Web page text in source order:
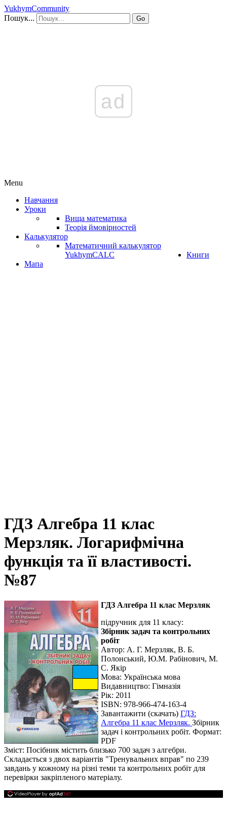
YukhymCommunity
Пошук...
Go
ad
Menu
Навчання
Уроки
Вища математика
Теорія ймовірностей
Калькулятор
Математичний калькулятор
YukhymCALC
Книги
Мапа
ГДЗ Алгебра 11 клас
Мерзляк. Логарифмічна
функція та її властивості.
№87
ГДЗ Алгебра 11 клас Мерзляк
підручник для 11 класу:
Збірник задач та контрольних
робіт
Автор: А. Г. Мерзляк, В. Б.
Полонський, Ю.М. Рабінович, М.
С. Якір
Мова: Українська мова
Видавництво: Гімназія
Рік: 2011
ISBN: 978-966-474-163-4
Завантажити (скачать) ГДЗ:
Алгебра 11 клас Мерзляк. Збірник
задач і контрольних робіт. Формат:
PDF
Зміст: Посібник містить близько 700 задач з алгебри.
Складається з двох варіантів "Тренувальних вправ" по 239
завдань у кожному на різні теми та контрольних робіт для
перевірки закріпленого матеріалу.